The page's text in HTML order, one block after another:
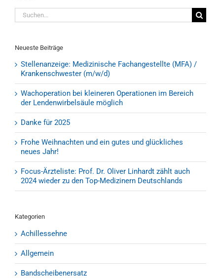
Suche
nach:
Neueste Beiträge
Stellenanzeige: Medizinische Fachangestellte (MFA) /
Krankenschwester (m/w/d)
Wachoperation bei kleineren Operationen im Bereich
der Lendenwirbelsäule möglich
Danke für 2025
Frohe Weihnachten und ein gutes und glückliches
neues Jahr!
Focus-Ärzteliste: Prof. Dr. Oliver Linhardt zählt auch
2024 wieder zu den Top-Medizinern Deutschlands
Kategorien
Achillessehne
Allgemein
Bandscheibenersatz